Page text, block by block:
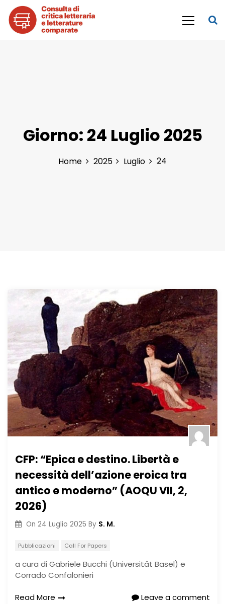
Giorno: 24 Luglio 2025
Home 2025 Luglio 24
CFP: “Epica e destino. Libertà e
necessità dell’azione eroica tra
antico e moderno” (AOQU VII, 2,
2026)
On 24 Luglio 2025 By S. M.
Pubblicazioni Call For Papers
a cura di Gabriele Bucchi (Universität Basel) e
Corrado Confalonieri
Read More Leave a comment